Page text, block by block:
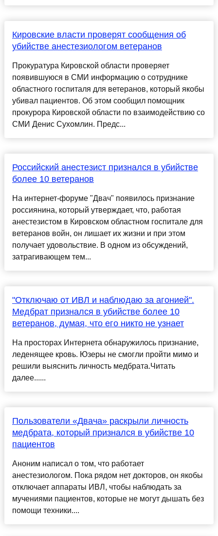
Кировские власти проверят сообщения об
убийстве анестезиологом ветеранов
Прокуратура Кировской области проверяет
появившуюся в СМИ информацию о сотруднике
областного госпиталя для ветеранов, который якобы
убивал пациентов. Об этом сообщил помощник
прокурора Кировской области по взаимодействию со
СМИ Денис Сухомлин. Предс...
Российский анестезист признался в убийстве
более 10 ветеранов
На интернет-форуме "Двач" появилось признание
россиянина, который утверждает, что, работая
анестезистом в Кировском областном госпитале для
ветеранов войн, он лишает их жизни и при этом
получает удовольствие. В одном из обсуждений,
затрагивающем тем...
"Отключаю от ИВЛ и наблюдаю за агонией".
Медбрат признался в убийстве более 10
ветеранов, думая, что его никто не узнает
На просторах Интернета обнаружилось признание,
леденящее кровь. Юзеры не смогли пройти мимо и
решили выяснить личность медбрата.Читать
далее......
Пользователи «Двача» раскрыли личность
медбрата, который признался в убийстве 10
пациентов
Аноним написал о том, что работает
анестезиологом. Пока рядом нет докторов, он якобы
отключает аппараты ИВЛ, чтобы наблюдать за
мучениями пациентов, которые не могут дышать без
помощи техники....